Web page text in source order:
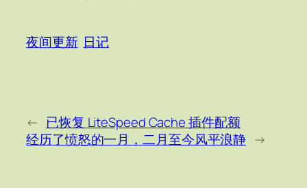
夜间更新 日记
← 已恢复 LiteSpeed Cache 插件配额
经历了愤怒的一月，二月至今风平浪静 →